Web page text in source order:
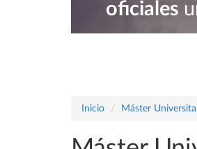
oficiales
Inicio Máster